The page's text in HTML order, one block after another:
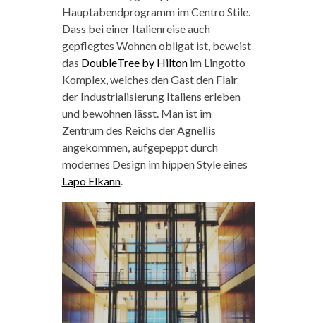
Hauptabendprogramm im Centro Stile.
Dass bei einer Italienreise auch
gepflegtes Wohnen obligat ist, beweist
das DoubleTree by Hiltonim Lingotto
Komplex, welches den Gast den Flair
der Industrialisierung Italiens erleben
und bewohnen lässt. Man ist im
Zentrum des Reichs der Agnellis
angekommen, aufgepeppt durch
modernes Design im hippen Style eines
Lapo Elkann.